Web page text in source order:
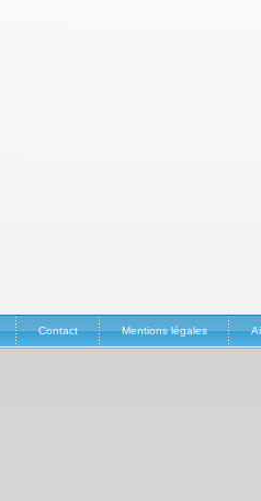
Contact Mentions légales